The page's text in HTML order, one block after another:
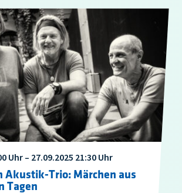
Uhr – 27.09.2025 21:30 Uhr
Akustik-Trio: Märchen aus
Tagen